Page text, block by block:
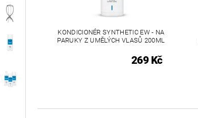
KONDICIONÉR SYNTHETIC EW - NA
PARUKY Z UMĚLÝCH VLASŮ 200ML
269 Kč